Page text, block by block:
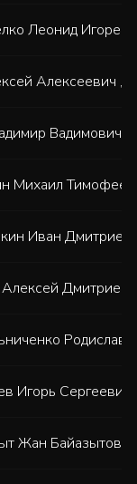
Леонид
Алексеевич ,
Вадимович
Михаил
Иван
Алексей
Родислав
Игорь Сергеевич
Жан Байазытович